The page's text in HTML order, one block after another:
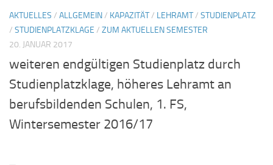
AKTUELLES / ALLGEMEIN/ KAPAZITÄT/ LEHRAMT/ STUDIENPLATZ
/ STUDIENPLATZKLAGE / ZUM AKTUELLEN SEMESTER
20. JANUAR 2017
weiteren endgültigen Studienplatz durch
Studienplatzklage, höheres Lehramt an
berufsbildenden Schulen, 1. FS,
Wintersemester 2016/17